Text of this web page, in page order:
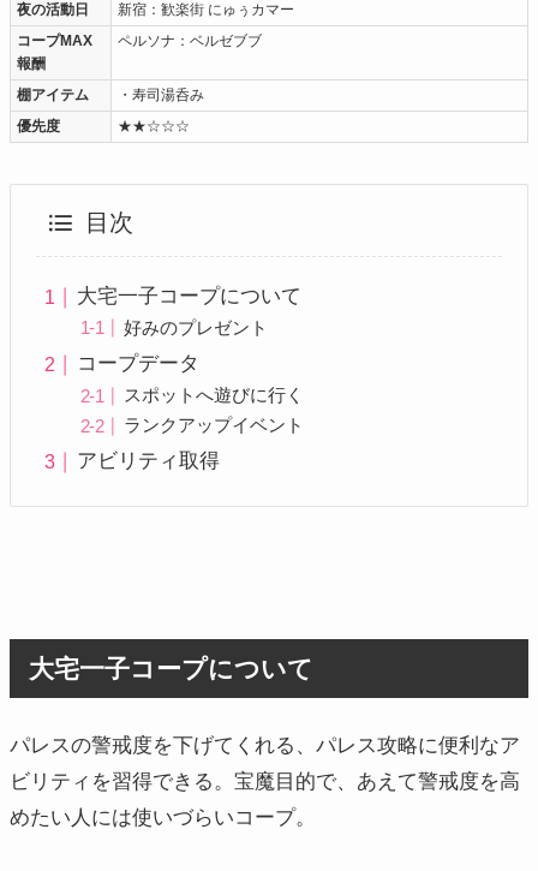
夜の活動日
新宿：歓楽街 にゅぅカマー
コープMAX
報酬
ペルソナ：ベルゼブブ
棚アイテム
・寿司湯呑み
優先度
★★☆☆☆
目次
大宅一子コープについて
好みのプレゼント
コープデータ
スポットへ遊びに行く
ランクアップイベント
アビリティ取得
大宅一子コープについて
パレスの警戒度を下げてくれる、パレス攻略に便利なア
ビリティを習得できる。宝魔目的で、あえて警戒度を高
めたい人には使いづらいコープ。